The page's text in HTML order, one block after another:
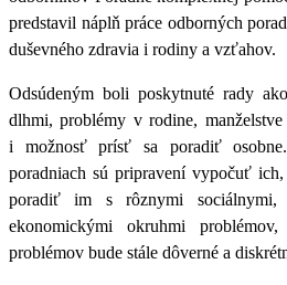
predstavil náplň práce odborných
duševného zdravia i rodiny a vzťahov.
Odsúdeným boli poskytnuté rady
dlhmi, problémy v rodine,
i možnosť prísť sa poradiť
poradniach sú pripravení vypočuť
poradiť im srôznymi
ekonomickými okruhmi
problémov bude stále dôverné a